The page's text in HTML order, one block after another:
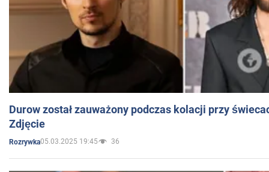
Durow został zauważony podczas kolacji przy
Zdjęcie
Rozrywka05.03.2025 19:45 36